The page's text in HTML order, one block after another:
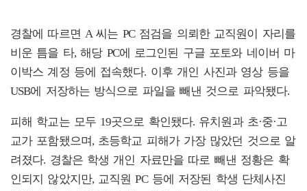
경찰에 따르면 A 씨는 PC 점검을 의뢰한 교직원이 자리를
비운 틈을 타, 해당 PC에 로그인된 구글 포토와 네이버 마
이박스 계정 등에 접속했다. 이후 개인 사진과 영상 등을
USB에 저장하는 방식으로 파일을 빼낸 것으로 파악됐다.
피해 학교는 모두 19곳으로 확인됐다. 유치원과 초·중·고
교가 포함됐으며, 초등학교 피해가 가장 많았던 것으로 알
려졌다. 경찰은 학생 개인 자료만을 따로 빼낸 정황은 확
인되지 않았지만, 교직원 PC 등에 저장된 학생 단체사진